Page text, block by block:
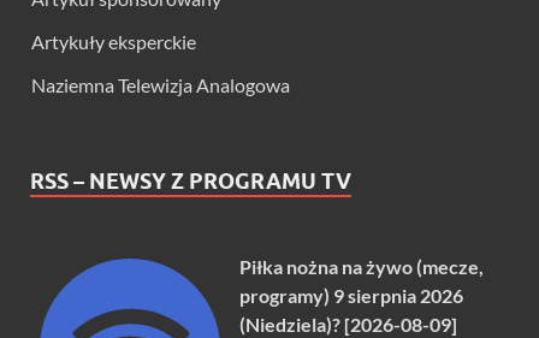
Artykuły eksperckie
Naziemna Telewizja Analogowa
RSS – NEWSY Z PROGRAMU TV
Piłka nożna na żywo (mecze,
programy) 9 sierpnia 2026
(Niedziela)? [2026-08-09]